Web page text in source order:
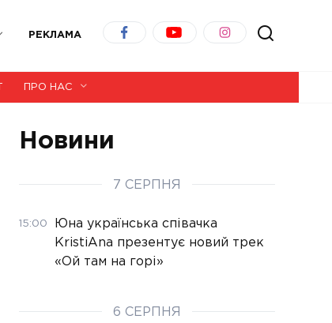
РЕКЛАМА
ПРО НАС
Новини
7 СЕРПНЯ
15:00
Юна українська співачка
KristiAna презентує новий трек
«Ой там на горі»
6 СЕРПНЯ